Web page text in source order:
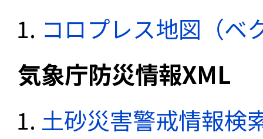
コロプレス地図（ベ
気象庁防災情報XML
土砂災害警戒情報検